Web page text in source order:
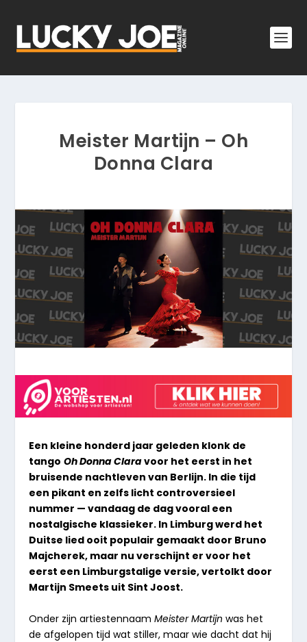
Meister Martijn – Oh
Donna Clara
Een kleine honderd jaar geleden klonk de
tango Oh Donna Claravoor het eerst in het
bruisende nachtleven van Berlijn. In die tijd
een pikant en zelfs licht controversieel
nummer — vandaag de dag vooral een
nostalgische klassieker. In Limburg werd het
Duitse lied ooit populair gemaakt door Bruno
Majcherek, maar nu verschijnt er voor het
eerst een Limburgstalige versie, vertolkt door
Martijn Smeets uit Sint Joost.
Onder zijn artiestennaamMeister Martijn was het
de afgelopen tijd wat stiller, maar wie dacht dat hij